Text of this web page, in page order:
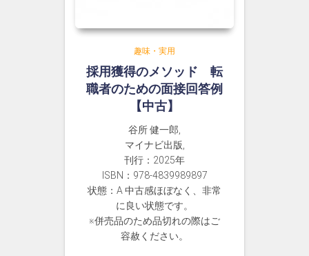
趣味・実用
採用獲得のメソッド 転
職者のための面接回答例
【中古】
谷所 健一郎,
マイナビ出版,
刊行：2025年
ISBN：978-4839989897
状態：A 中古感ほぼなく、非常
に良い状態です。
※併売品のため品切れの際はご
容赦ください。